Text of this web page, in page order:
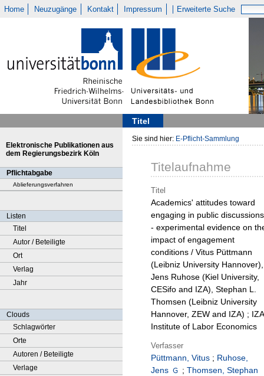
Home Neuzugänge Kontakt Impressum Erweiterte Suche
Titel
Elektronische Publikationen aus
dem Regierungsbezirk Köln
Pflichtabgabe
Ablieferungsverfahren
Listen
Titel
Autor / Beteiligte
Ort
Verlag
Jahr
Clouds
Schlagwörter
Orte
Autoren / Beteiligte
Verlage
Sie sind hier: E-Pflicht-Sammlung
Titelaufnahme
Titel
Academics' attitudes toward
engaging in public discussions
- experimental evidence on
impact of engagement
conditions / Vitus Püttmann
(Leibniz University Hannover),
Jens Ruhose (Kiel University,
CESifo and IZA), Stephan L.
Thomsen (Leibniz University
Hannover, ZEW and IZA) ; IZA
Institute of Labor Economics
Verfasser
Püttmann, Vitus ; Ruhose,
Jens
; Thomsen, Stephan